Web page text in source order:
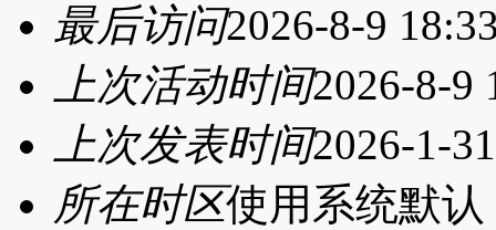
最后访问2026-8-9
上次活动时间2026-8-9
上次发表时间2026-1-
所在时区使用系统默认